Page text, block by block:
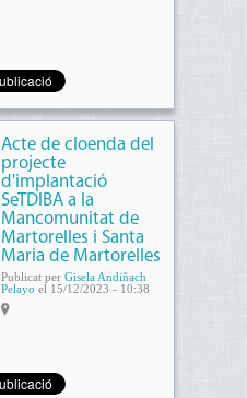
Acte de cloenda del
projecte
d'implantació
SeTDIBA a la
Mancomunitat de
Martorelles i Santa
Maria de Martorelles
Publicat per Gisela Andiñach
Pelayo el 15/12/2023 - 10:38